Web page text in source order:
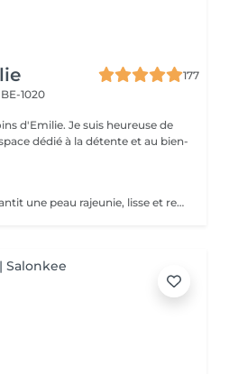
177
1020
d'Emilie. Je suis heureuse de
dédié à la détente et au bien-
La microdermabrasion garantit une peau rajeunie, lisse et repulpée. En décollant la couche superficielle de l'épiderme ,la microdermabrasion élimine les cellules mortes et les impuretés déposées sur votre peau. Pour ce faire, nous utilisons un appareil qui émet des microcristaux sur toute la surface de votre peau. Cette action stimule la production de collagène et d'élastine (garantissant la qualité de votre peau). Les résultats sont clairs, la peau est douce, le grain de peau est affiné, le teint est éclatant, les rides et les tâches de pigmentation sont estompées.